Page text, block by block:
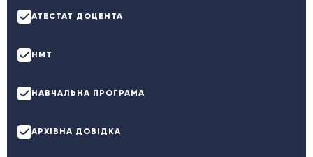
АТЕСТАТ ДОЦЕНТА
НМТ
НАВЧАЛЬНА ПРОГРАМА
АРХІВНА ДОВІДКА